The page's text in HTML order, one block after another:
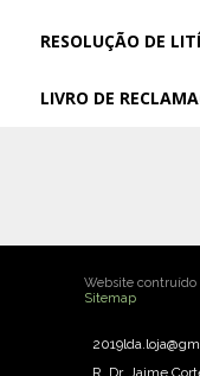
RESOLUÇÃO DE
LIVRO DE
Website contruído
Sitemap
R. Dr. Jaime